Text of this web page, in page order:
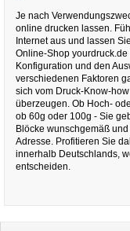
Je nach
online drucken lassen.
Internet aus und lassen
Online-Shop
Konfiguration und den
verschiedenen Faktoren
sich vom Druck-Know-
überzeugen. Ob Hoch-
ob 60g oder 100g - Sie
Blöcke wunschgemäß
Adresse. Profitieren Sie
innerhalb Deutschlands,
entscheiden.